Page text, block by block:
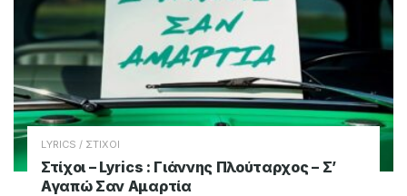
LYRICS / ΣΤΙΧΟΙ
Στίχοι – Lyrics : Γιάννης Πλούταρχος – Σ’
Αγαπώ Σαν Αμαρτία